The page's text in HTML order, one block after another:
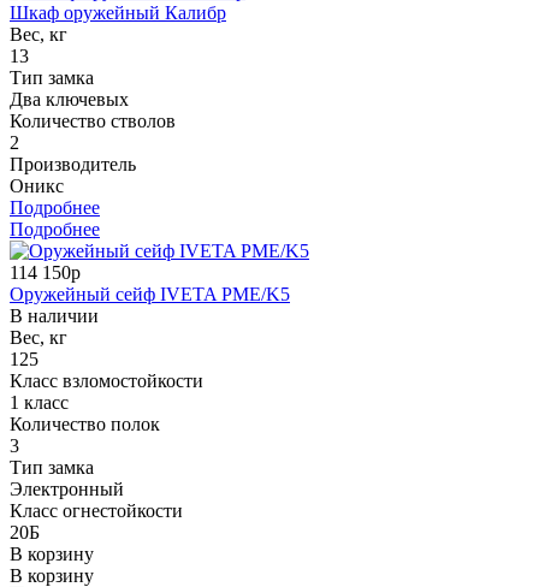
Шкаф оружейный Калибр
Вес, кг
13
Тип замка
Два ключевых
Количество стволов
2
Производитель
Оникс
Подробнее
Подробнее
114 150р
Оружейный сейф IVETA PME/K5
В наличии
Вес, кг
125
Класс взломостойкости
1 класс
Количество полок
3
Тип замка
Электронный
Класс огнестойкости
20Б
В корзину
В корзину